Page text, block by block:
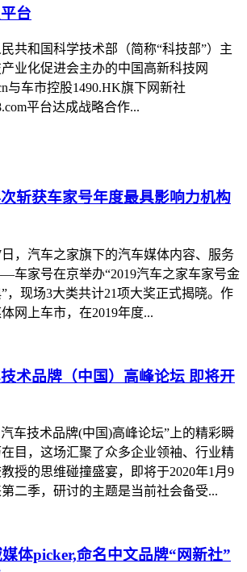
台
共和国科学技术部（简称“科技部”）主
业化促进会主办的中国高新科技网
与车市控股1490.HK旗下网新社
平台达成战略合作...
斩获车家号年度最具影响力机构
日，汽车之家旗下的汽车媒体内容、服务
车家号在京举办“2019汽车之家车家号金
，现场3大类共计21项大奖正式揭晓。作
网上车市，在2019年度...
术品牌（中国）高峰论坛 即将开
车技术品牌(中国)高峰论坛”上的精彩瞬
目，这场汇聚了众多企业领袖、行业精
授的思维碰撞盛宴，即将于2020年1月9
二季，研讨的主题是当前社会备受...
体picker,命名中文品牌“网新社”